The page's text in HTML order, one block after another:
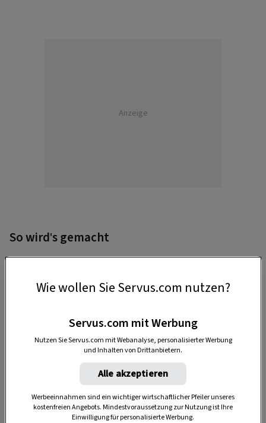
Anzeige
So wird's gemacht
1. Schneiden
Buntpapier in Streifen mit 14 cm Länge
Durchmesser des späteren Kreises entspricht.
Unsere Fächer sind 3,5 cm (gold), 4,7 cm (grün)
und 6 cm (rot) breit.
Wie wollen Sie Servus.com nutzen?
Servus.com mit Werbung
Nutzen Sie Servus.com mit Webanalyse, personalisierter Werbung
und Inhalten von Drittanbietern.
Alle akzeptieren
Werbeeinnahmen sind ein wichtiger wirtschaftlicher Pfeiler unseres
kostenfreien Angebots. Mindestvoraussetzung zur Nutzung ist Ihre
Einwilligung für personalisierte Werbung.